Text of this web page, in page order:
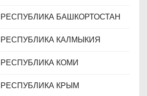
РЕСПУБЛИКА БАШКОРТОСТАН
РЕСПУБЛИКА КАЛМЫКИЯ
РЕСПУБЛИКА КОМИ
РЕСПУБЛИКА КРЫМ